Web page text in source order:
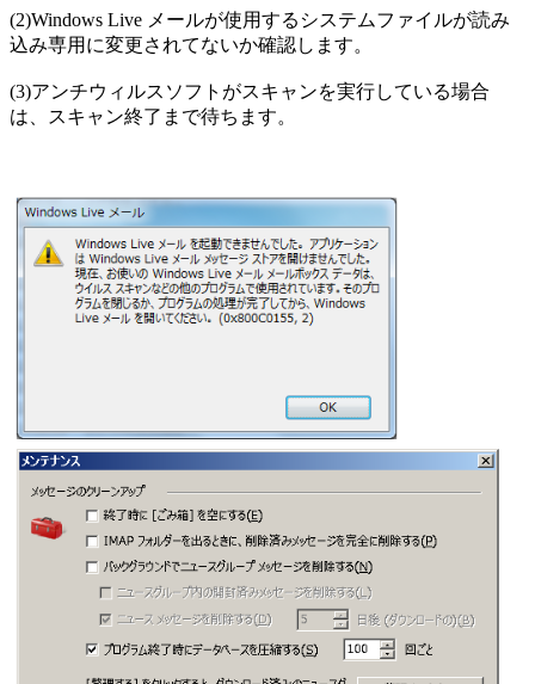
(2)Windows Live メールが使用するシステムファイルが読み
込み専用に変更されてないか確認します。
(3)アンチウィルスソフトがスキャンを実行している場合
は、スキャン終了まで待ちます。